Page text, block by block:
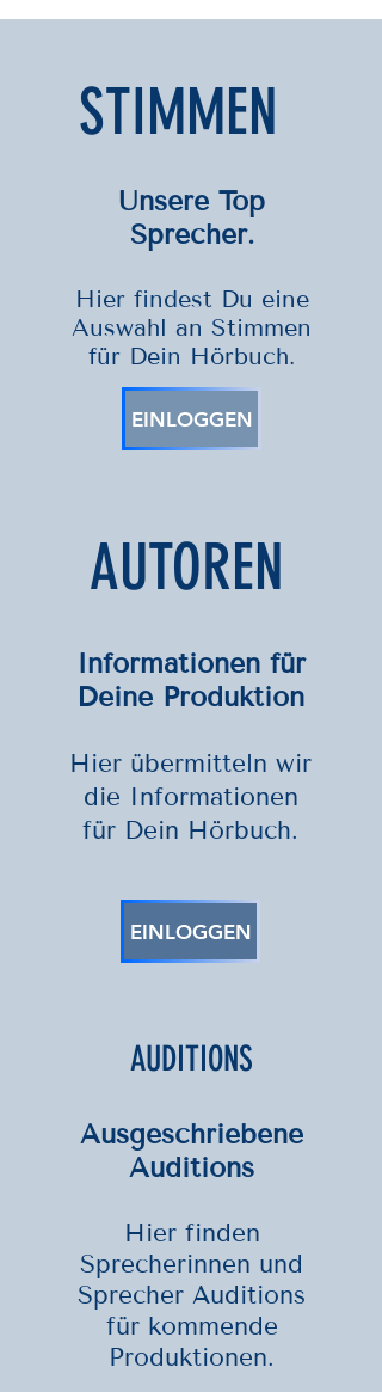
STIMMEN
Unsere Top
Sprecher.
Hier findest Du eine
Auswahl an Stimmen
für Dein Hörbuch.
EINLOGGEN
AUTOREN
Informationen für
Deine Produktion
Hier übermitteln wir
die Informationen
für Dein Hörbuch.
EINLOGGEN
AUDITIONS
Ausgeschriebene
Auditions
Hier finden
Sprecherinnen und
Sprecher Auditions
für kommende
Produktionen.